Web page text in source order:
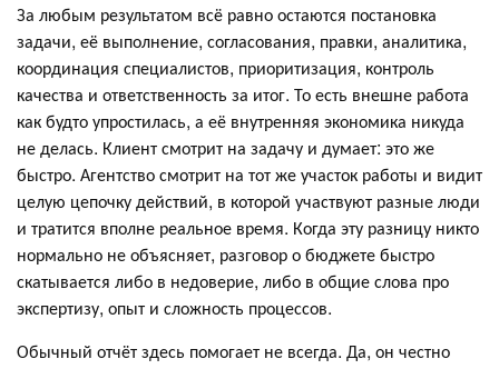
За любым результатом всё равно остаются постановка
задачи, её выполнение, согласования, правки, аналитика,
координация специалистов, приоритизация, контроль
качества и ответственность за итог. То есть внешне работа
как будто упростилась, а её внутренняя экономика никуда
не делась. Клиент смотрит на задачу и думает: это же
быстро. Агентство смотрит на тот же участок работы и видит
целую цепочку действий, в которой участвуют разные люди
и тратится вполне реальное время. Когда эту разницу никто
нормально не объясняет, разговор о бюджете быстро
скатывается либо в недоверие, либо в общие слова про
экспертизу, опыт и сложность процессов.
Обычный отчёт здесь помогает не всегда. Да, он честно